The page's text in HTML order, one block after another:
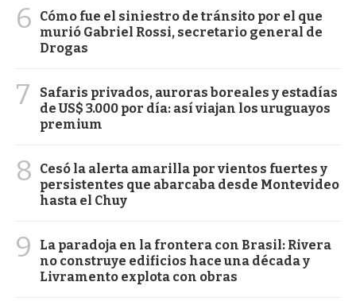
6
Cómo fue el siniestro de tránsito por el que
murió Gabriel Rossi, secretario general de
Drogas
7
Safaris privados, auroras boreales y estadías
de US$ 3.000 por día: así viajan los uruguayos
premium
8
Cesó la alerta amarilla por vientos fuertes y
persistentes que abarcaba desde Montevideo
hasta el Chuy
9
La paradoja en la frontera con Brasil: Rivera
no construye edificios hace una década y
Livramento explota con obras